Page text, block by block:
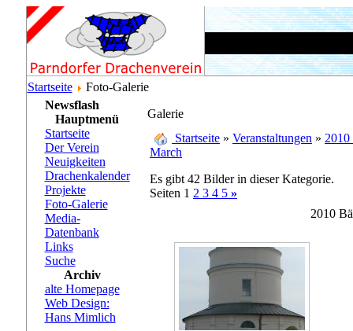
Startseite
Foto-Galerie
Newsflash
Hauptmenü
Startseite
Der Verein
Neuigkeiten
Drachenkalender
Projekte
Foto-Galerie
Media-
Datenbank
Links
Suche
Archiv
alte Homepage
Web Design:
Hans Mimlich
Galerie
Startseite » Veranstaltungen » 2010
March
Es gibt 42 Bilder in dieser Kategorie.
Seiten 1 2 3 4 5 »
2010